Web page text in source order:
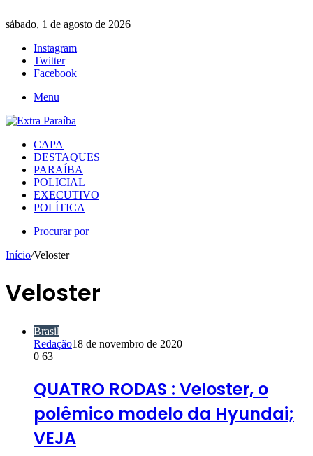
sábado, 1 de agosto de 2026
Instagram
Twitter
Facebook
Menu
CAPA
DESTAQUES
PARAÍBA
POLICIAL
EXECUTIVO
POLÍTICA
Procurar por
Início/Veloster
Veloster
Brasil
Redação18 de novembro de 2020
0 63
QUATRO RODAS : Veloster, o
polêmico modelo da Hyundai;
VEJA